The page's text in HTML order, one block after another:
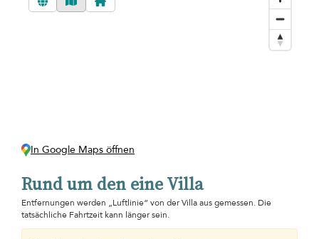
In Google Maps öffnen
Rund um den eine Villa
Entfernungen werden „Luftlinie“ von der Villa aus gemessen. Die
tatsächliche Fahrtzeit kann länger sein.